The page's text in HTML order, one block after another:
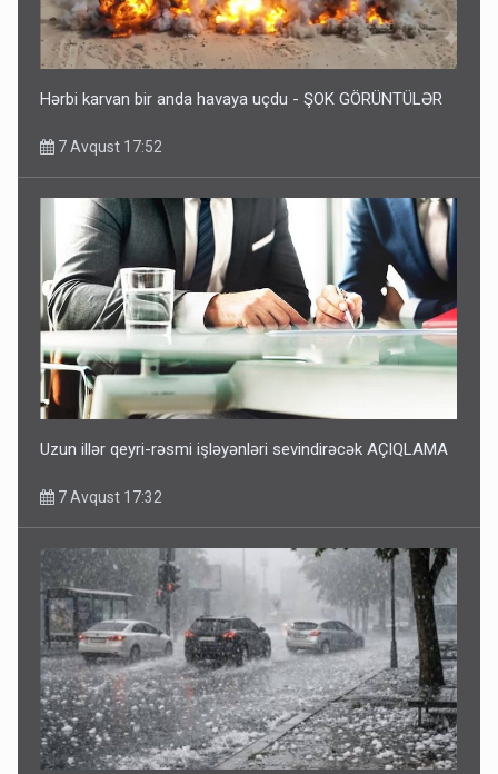
Hərbi karvan bir anda havaya uçdu - ŞOK GÖRÜNTÜLƏR
7 Avqust 17:52
Uzun illər qeyri-rəsmi işləyənləri sevindirəcək AÇIQLAMA
7 Avqust 17:32